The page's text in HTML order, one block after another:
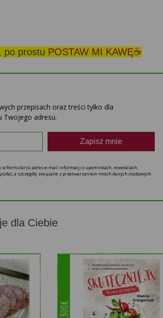
po prostu POSTAW MI KAWĘ☕
przepisach oraz treści tylko dla
Twojego adresu.
Zapisz mnie
w formularzu adres e-mail informacji o upominkach, nowościach,
a szczegóły związane z przetwarzaniem moich danych osobowych
dla Ciebie